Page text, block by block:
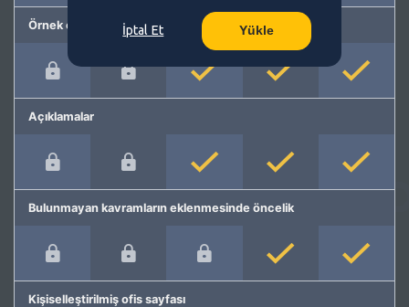
Örnek cümleler
Açıklamalar
Bulunmayan kavramların eklenmesinde öncelik
Kişiselleştirilmiş ofis sayfası
İptal Et Yükle